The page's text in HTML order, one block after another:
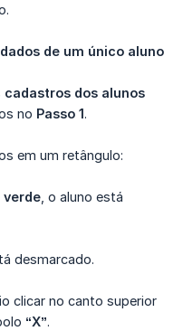
de um único aluno
cadastros dos alunos
no Passo 1.
em um retângulo:
verde , o aluno está
desmarcado.
clicar no canto superior
“X”.